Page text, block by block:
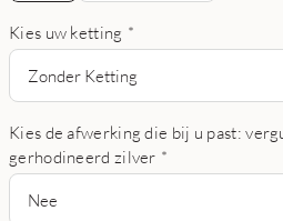
Kies uw ketting *
Zonder Ketting
Kies de afwerking die bij u past:
gerhodineerd zilver *
Nee